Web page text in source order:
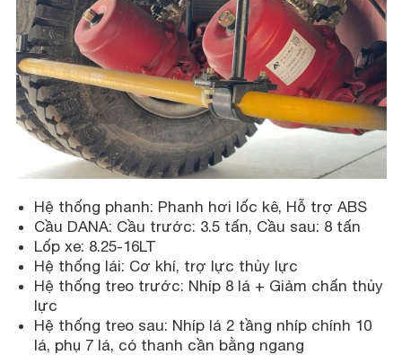
Hệ thống phanh: Phanh hơi lốc kê, Hỗ trợ ABS
Cầu DANA: Cầu trước: 3.5 tấn, Cầu sau: 8 tấn
Lốp xe: 8.25-16LT
Hệ thống lái: Cơ khí, trợ lực thủy lực
Hệ thống treo trước: Nhíp 8 lá + Giảm chấn thủy
lực
Hệ thống treo sau: Nhíp lá 2 tầng nhíp chính 10
lá, phụ 7 lá, có thanh cần bằng ngang